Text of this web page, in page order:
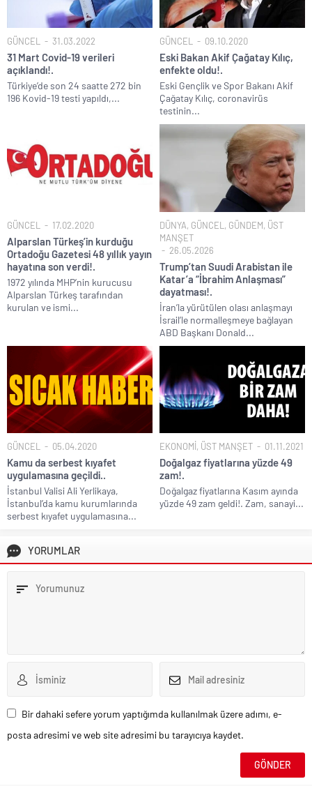
GÜNCEL 31.03.2022
31 Mart Covid-19 verileri
açıklandı!.
Türkiye’de son 24 saatte 272 bin
196 Kovid-19 testi yapıldı,...
GÜNCEL 09.10.2020
Eski Bakan Akif Çağatay Kılıç,
enfekte oldu!.
Eski Gençlik ve Spor Bakanı Akif
Çağatay Kılıç, coronavirüs
testinin...
GÜNCEL 17.02.2020
Alparslan Türkeş’in kurduğu
Ortadoğu Gazetesi 48 yıllık yayın
hayatına son verdi!.
1972 yılında MHP’nin kurucusu
Alparslan Türkeş tarafından
kurulan ve ismi...
DÜNYA, GÜNCEL , GÜNDEM, ÜST
MANŞET
26.05.2026
Trump’tan Suudi Arabistan ile
Katar’a “İbrahim Anlaşması”
dayatması!.
İran’la yürütülen olası anlaşmayı
İsrail’le normalleşmeye bağlayan
ABD Başkanı Donald...
GÜNCEL 05.04.2020
Kamu da serbest kıyafet
uygulamasına geçildi..
İstanbul Valisi Ali Yerlikaya,
İstanbul’da kamu kurumlarında
serbest kıyafet uygulamasına...
EKONOMİ, ÜST MANŞET 01.11.2021
Doğalgaz fiyatlarına yüzde 49
zam!.
Doğalgaz fiyatlarına Kasım ayında
yüzde 49 zam geldi!. Zam, sanayi...
YORUMLAR
Bir dahaki sefere yorum yaptığımda kullanılmak üzere adımı, e-
posta adresimi ve web site adresimi bu tarayıcıya kaydet.